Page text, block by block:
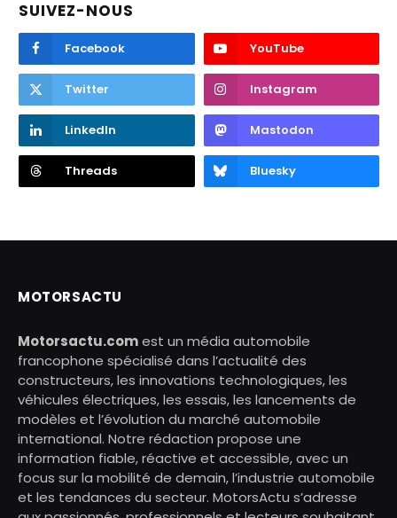
SUIVEZ-NOUS
Facebook YouTube
Twitter Instagram
LinkedIn Mastodon
Threads Bluesky
MOTORSACTU
Motorsactu.comest un média automobile
francophone spécialisé dans l’actualité des
constructeurs, les innovations technologiques, les
véhicules électriques, les essais, les lancements de
modèles et l’évolution du marché automobile
international. Notre rédaction propose une
information fiable, réactive et accessible, avec un
focus sur la mobilité de demain, l’industrie automobile
et les tendances du secteur. MotorsActu s’adresse